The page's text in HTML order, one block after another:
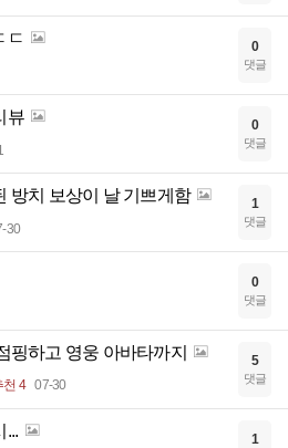
ㄷ 0
댓글
뷰 0
댓글
방치 보상이 날 기쁘게함
30
1
댓글
0
댓글
핑하고 영웅 아바타까지
천 4 07-30
5
댓글
... 1